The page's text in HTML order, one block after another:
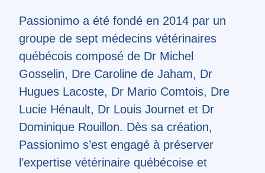
Passionimo a été fondé en 2014 par un
groupe de sept médecins vétérinaires
québécois composé de Dr Michel
Gosselin, Dre Caroline de Jaham, Dr
Hugues Lacoste, Dr Mario Comtois, Dre
Lucie Hénault, Dr Louis Journet et Dr
Dominique Rouillon. Dès sa création,
Passionimo s’est engagé à préserver
l’expertise vétérinaire québécoise et